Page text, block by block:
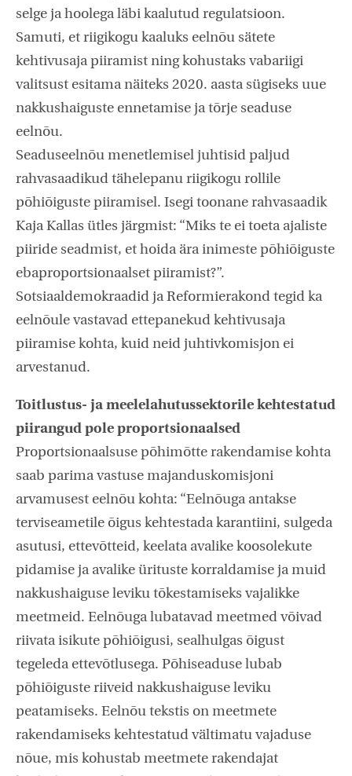
selge ja hoolega läbi kaalutud regulatsioon.
Samuti, et riigikogu kaaluks eelnõu sätete
kehtivusaja piiramist ning kohustaks vabariigi
valitsust esitama näiteks 2020. aasta sügiseks uue
nakkushaiguste ennetamise ja tõrje seaduse
eelnõu.
Seaduseelnõu menetlemisel juhtisid paljud
rahvasaadikud tähelepanu riigikogu rollile
põhiõiguste piiramisel. Isegi toonane rahvasaadik
Kaja Kallas ütles järgmist: “Miks te ei toeta ajaliste
piiride seadmist, et hoida ära inimeste põhiõiguste
ebaproportsionaalset piiramist?”.
Sotsiaaldemokraadid ja Reformierakond tegid ka
eelnõule vastavad ettepanekud kehtivusaja
piiramise kohta, kuid neid juhtivkomisjon ei
arvestanud.
Toitlustus- ja meelelahutussektorile kehtestatud
piirangud pole proportsionaalsed
Proportsionaalsuse põhimõtte rakendamise kohta
saab parima vastuse majanduskomisjoni
arvamusest eelnõu kohta: “Eelnõuga antakse
terviseametile õigus kehtestada karantiini, sulgeda
asutusi, ettevõtteid, keelata avalike koosolekute
pidamise ja avalike ürituste korraldamise ja muid
nakkushaiguse leviku tõkestamiseks vajalikke
meetmeid. Eelnõuga lubatavad meetmed võivad
riivata isikute põhiõigusi, sealhulgas õigust
tegeleda ettevõtlusega. Põhiseaduse lubab
põhiõiguste riiveid nakkushaiguse leviku
peatamiseks. Eelnõu tekstis on meetmete
rakendamiseks kehtestatud vältimatu vajaduse
nõue, mis kohustab meetmete rakendajat